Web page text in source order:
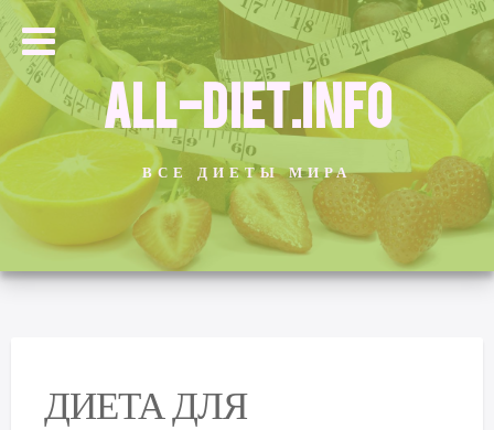
ALL-DIET.INFO
ВСЕ ДИЕТЫ МИРА
ДИЕТА ДЛЯ